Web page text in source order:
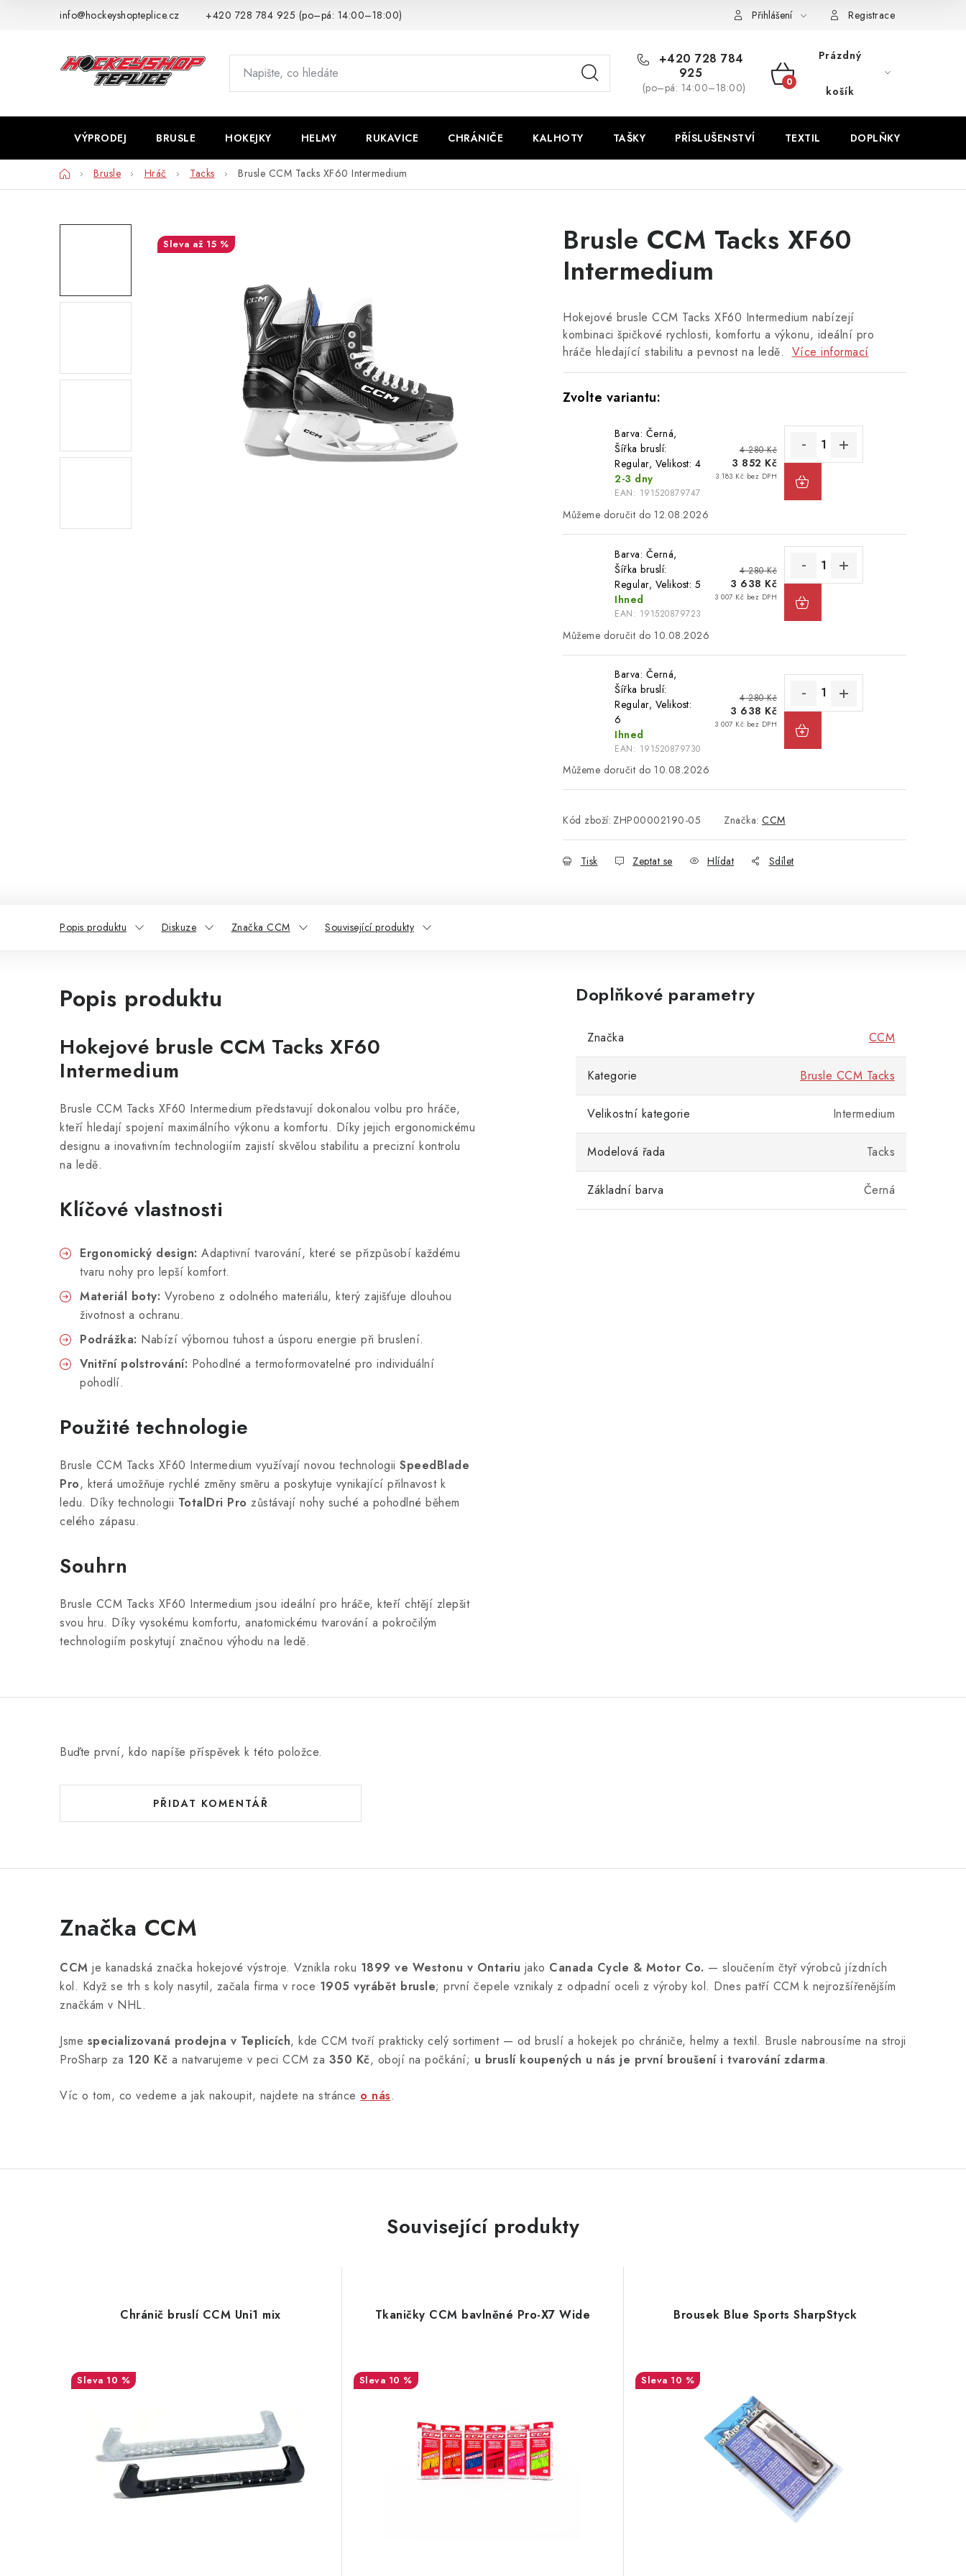
info@hockeyshopteplice.cz +420 728 784 925 (po–pá: 14:00–18:00) Přihlášení Registrace
+420 728 784
925
(po–pá: 14:00–18:00)
NÁKUPNÍ
Prázdný
košík
VÝPRODEJ BRUSLE HOKEJKY HELMY RUKAVICE CHRÁNIČE KALHOTY TAŠKY PŘÍSLUŠENSTVÍ TEXTIL DOPLŇKY
DomůBrusle Hráč Tacks Brusle CCM Tacks XF60 Intermedium
Brusle CCM Tacks XF60
Intermedium
Hokejové brusle CCM Tacks XF60 Intermedium nabízejí
kombinaci špičkové rychlosti, komfortu a výkonu, ideální pro
hráče hledající stabilitu a pevnost na ledě. Více informací
Barva: Černá,
Šířka bruslí:
Regular, Velikost: 4
2-3 dny
EAN: 191520879747
4 280 Kč
3 852 Kč
3 183 Kč bez DPH
12.08.2026
Barva: Černá,
Šířka bruslí:
Regular, Velikost: 5
Ihned
EAN: 191520879723
4 280 Kč
3 638 Kč
3 007 Kč bez DPH
10.08.2026
Barva: Černá,
Šířka bruslí:
Regular, Velikost:
6
Ihned
EAN: 191520879730
4 280 Kč
3 638 Kč
3 007 Kč bez DPH
10.08.2026
Kód zboží: ZHP00002190-05 Značka: CCM
Tisk Zeptat se Hlídat Sdílet
až 15 %
Popis produktu Diskuze Značka CCM Související produkty
Popis produktu
Hokejové brusle CCM Tacks XF60
Intermedium
Brusle CCM Tacks XF60 Intermedium představují dokonalou volbu pro hráče,
kteří hledají spojení maximálního výkonu a komfortu. Díky jejich ergonomickému
designu a inovativním technologiím zajistí skvělou stabilitu a precizní kontrolu
na ledě.
Klíčové vlastnosti
Ergonomický design: Adaptivní tvarování, které se přizpůsobí každému
tvaru nohy pro lepší komfort.
Materiál boty: Vyrobeno z odolného materiálu, který zajišťuje dlouhou
životnost a ochranu.
Podrážka: Nabízí výbornou tuhost a úsporu energie při bruslení.
Vnitřní polstrování: Pohodlné a termoformovatelné pro individuální
pohodlí.
Použité technologie
Brusle CCM Tacks XF60 Intermedium využívají novou technologii SpeedBlade
Pro, která umožňuje rychlé změny směru a poskytuje vynikající přilnavost k
ledu. Díky technologii TotalDri Pro zůstávají nohy suché a pohodlné během
celého zápasu.
Souhrn
Brusle CCM Tacks XF60 Intermedium jsou ideální pro hráče, kteří chtějí zlepšit
svou hru. Díky vysokému komfortu, anatomickému tvarování a pokročilým
technologiím poskytují značnou výhodu na ledě.
Doplňkové parametry
Značka CCM
Kategorie Brusle CCM Tacks
Velikostní kategorie Intermedium
Modelová řada Tacks
Základní barva Černá
Buďte první, kdo napíše příspěvek k této položce.
PŘIDAT KOMENTÁŘ
Značka CCM
CCM je kanadská značka hokejové výstroje. Vznikla roku 1899 ve Westonu v Ontariu jako Canada Cycle & Motor Co. — sloučením čtyř výrobců jízdních
kol. Když se trh s koly nasytil, začala firma v roce 1905 vyrábět brusle; první čepele vznikaly z odpadní oceli z výroby kol. Dnes patří CCM k nejrozšířenějším
značkám v NHL.
Jsme specializovaná prodejna v Teplicích, kde CCM tvoří prakticky celý sortiment — od bruslí a hokejek po chrániče, helmy a textil. Brusle nabrousíme na stroji
ProSharp za 120 Kč a natvarujeme v peci CCM za 350 Kč, obojí na počkání; u bruslí koupených u nás je první broušení i tvarování zdarma.
Víc o tom, co vedeme a jak nakoupit, najdete na stránce o nás.
Související produkty
Chránič bruslí CCM Uni1 mix
10 %
Tkaničky CCM bavlněné Pro-X7 Wide
10 %
Brousek Blue Sports SharpStyck
10 %